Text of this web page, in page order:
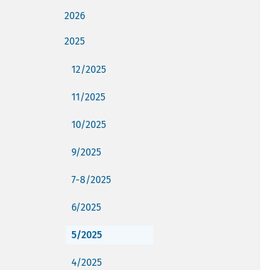
2026
2025
12/2025
11/2025
10/2025
9/2025
7-8/2025
6/2025
5/2025
4/2025